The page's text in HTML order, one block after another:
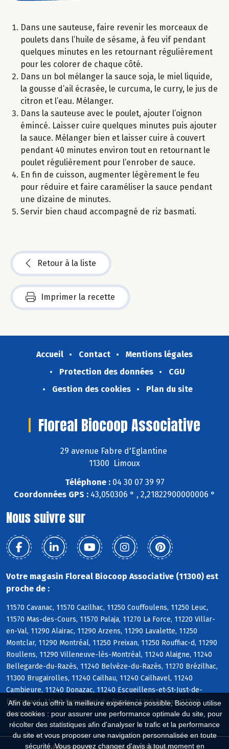
Afin de vous offrir la meilleure expérience possible, Biocoop utilise
des cookies : pour assurer une performance optimale du site, pour
récolter des statistiques afin d'analyser le trafic et la performance
du site et vous proposer une navigation personnalisée en toute
sécurité. Vous pouvez changer d'avis à tout moment en
Dans une sauteuse, faire revenir les morceaux de
poulets dans l’huile de sésame, à feu vif pendant
quelques minutes en les retournant régulièrement
pour les colorer de chaque côté.
Dans un bol mélanger la sauce soja, le miel liquide,
la gousse d’ail écrasée, le curcuma, le curry, le jus de
citron et l’eau. Mélanger.
Dans la sauteuse avec le poulet, ajouter l’oignon
émincé. Laisser cuire quelques minutes puis ajouter
la sauce. Mélanger bien et laisser cuire à couvert
pendant 40 minutes environ tout en retournant le
poulet régulièrement pour l’enrober de sauce.
En fin de cuisson, augmenter légèrement le feu
pour réduire et faire caraméliser la sauce pendant
une dizaine de minutes.
Servir bien chaud accompagné de riz basmati.
Retour à la liste
Imprimer la recette
Accueil Contact
Mentions légales
Protection des données
CGU
Gestion des cookies
Plan du site
Floreal Biocoop Associative
29 avenue Fabre d'Eglantine
11300 Limoux
Téléphone :04 30 07 39 97
Coordonnées GPS : 43,050306 ° , 2,21822900000006 °
Nous suivre sur
Votre magasin Floreal Biocoop Associative (11300) est
proche de :
11570 Cavanac, 11570 Cazilhac, 11250 Couffoulens, 11250 Leuc,
11570 Mas-des-Cours, 11570 Palaja, 11270 La Force, 11220 Villar-
en-Val, 11290 Alairac, 11290 Arzens, 11290 Lavalette, 11250
Montclar, 11290 Montréal, 11250 Preixan, 11250 Rouffiac-d, 11290
Roullens, 11290 Villeneuve-lès-Montréal, 11240 Alaigne, 11240
Bellegarde-du-Razès, 11240 Belvèze-du-Razès, 11270 Brézilhac,
11300 Brugairolles, 11240 Cailhau, 11240 Cailhavel, 11240
Cambieure, 11240 Donazac, 11240 Escueillens-et-St-Just-de-
Bélengard, 11240 Fenouillet-du-Razès, 11240 Ferran, 11240
Gramazie